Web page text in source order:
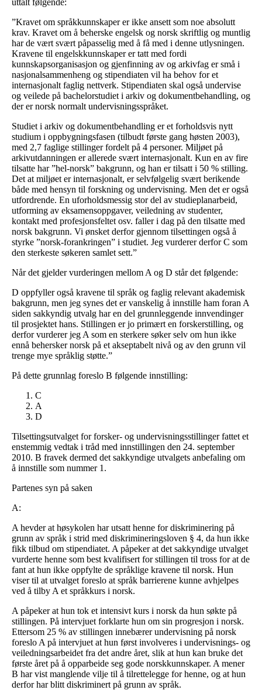
”Kravet om språkkunnskaper er ikke ansett som noe absolutt
krav. Kravet om å beherske engelsk og norsk skriftlig og muntlig
har de vært svært påpasselig med å få med i denne utlysningen.
Kravene til engelskkunnskaper er tatt med fordi
kunnskapsorganisasjon og gjenfinning av og arkivfag er små i
nasjonalsammenheng og stipendiaten vil ha behov for et
internasjonalt faglig nettverk. Stipendiaten skal også undervise
og veilede på bachelorstudiet i arkiv og dokumentbehandling, og
der er norsk normalt undervisningsspråket.
Studiet i arkiv og dokumentbehandling er et forholdsvis nytt
studium i oppbygningsfasen (tilbudt første gang høsten 2003),
med 2,7 faglige stillinger fordelt på 4 personer. Miljøet på
arkivutdanningen er allerede svært internasjonalt. Kun en av fire
tilsatte har ”hel-norsk” bakgrunn, og han er tilsatt i 50 % stilling.
Det at miljøet er internasjonalt, er selvfølgelig svært berikende
både med hensyn til forskning og undervisning. Men det er også
utfordrende. En uforholdsmessig stor del av studieplanarbeid,
utforming av eksamensoppgaver, veiledning av studenter,
kontakt med profesjonsfeltet osv. faller i dag på den tilsatte med
norsk bakgrunn. Vi ønsket derfor gjennom tilsettingen også å
styrke ”norsk-forankringen” i studiet. Jeg vurderer derfor C som
den sterkeste søkeren samlet sett.”
Når det gjelder vurderingen mellom A og D står det følgende:
D oppfyller også kravene til språk og faglig relevant akademisk
bakgrunn, men jeg synes det er vanskelig å innstille ham foran A
siden sakkyndig utvalg har en del grunnleggende innvendinger
til prosjektet hans. Stillingen er jo primært en forskerstilling, og
derfor vurderer jeg A som en sterkere søker selv om hun ikke
ennå behersker norsk på et akseptabelt nivå og av den grunn vil
trenge mye språklig støtte.”
På dette grunnlag foreslo B følgende innstilling:
C
A
D
Tilsettingsutvalget for forsker- og undervisningsstillinger fattet et
enstemmig vedtak i tråd med innstillingen den 24. september
2010. B fravek dermed det sakkyndige utvalgets anbefaling om
å innstille som nummer 1.
Partenes syn på saken
A:
A hevder at høsykolen har utsatt henne for diskriminering på
grunn av språk i strid med diskrimineringsloven § 4, da hun ikke
fikk tilbud om stipendiatet. A påpeker at det sakkyndige utvalget
vurderte henne som best kvalifisert for stillingen til tross for at de
fant at hun ikke oppfylte de språklige kravene til norsk. Hun
viser til at utvalget foreslo at språk barrierene kunne avhjelpes
ved å tilby A et språkkurs i norsk.
A påpeker at hun tok et intensivt kurs i norsk da hun søkte på
stillingen. På intervjuet forklarte hun om sin progresjon i norsk.
Ettersom 25 % av stillingen innebærer undervisning på norsk
foreslo A på intervjuet at hun først involveres i undervisnings- og
veiledningsarbeidet fra det andre året, slik at hun kan bruke det
første året på å opparbeide seg gode norskkunnskaper. A mener
B har vist manglende vilje til å tilrettelegge for henne, og at hun
derfor har blitt diskriminert på grunn av språk.